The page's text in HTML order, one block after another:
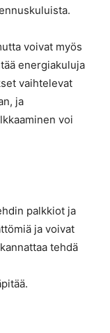
voivat myös
energiakuluja
vaihtelevat
ja
voi
palkkiot ja
ja voivat
tehdä